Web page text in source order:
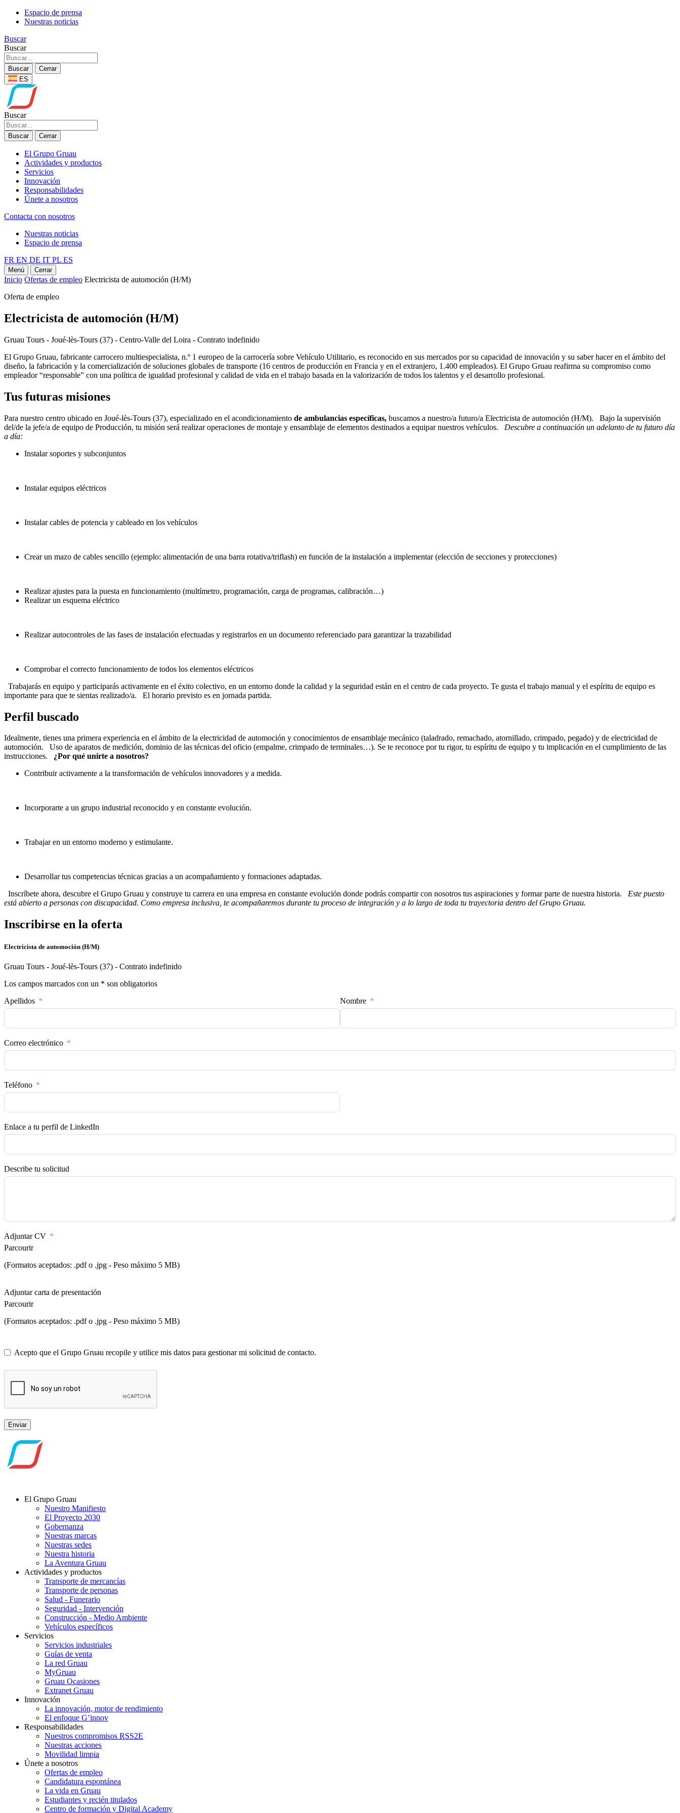
Espacio de prensa
Nuestras noticias
Buscar
Buscar
Buscar
Cerrar
ES
Buscar
Buscar Cerrar
El Grupo Gruau
Actividades y productos
Servicios
Innovación
Responsabilidades
Únete a nosotros
Contacta con nosotros
Nuestras noticias
Espacio de prensa
FR EN DE IT PL ES
Menú Cerrar
Inicio Ofertas de empleo Electricista de automoción (H/M)
Oferta de empleo
Electricista de automoción (H/M)
Gruau Tours - Joué-lès-Tours (37) - Centro-Valle del Loira - Contrato indefinido
El Grupo Gruau, fabricante carrocero multiespecialista, n.º 1 europeo de la carrocería sobre Vehículo Utilitario, es reconocido en sus mercados por su capacidad de innovación y su saber hacer en el ámbito del
diseño, la fabricación y la comercialización de soluciones globales de transporte (16 centros de producción en Francia y en el extranjero, 1.400 empleados). El Grupo Gruau reafirma su compromiso como
empleador “responsable” con una política de igualdad profesional y calidad de vida en el trabajo basada en la valorización de todos los talentos y el desarrollo profesional.
Tus futuras misiones
Para nuestro centro ubicado en Joué-lès-Tours (37), especializado en el acondicionamiento de ambulancias específicas, buscamos a nuestro/a futuro/a Electricista de automoción (H/M). Bajo la supervisión
del/de la jefe/a de equipo de Producción, tu misión será realizar operaciones de montaje y ensamblaje de elementos destinados a equipar nuestros vehículos. Descubre a continuación un adelanto de tu futuro día
a día:
Instalar soportes y subconjuntos
Instalar equipos eléctricos
Instalar cables de potencia y cableado en los vehículos
Crear un mazo de cables sencillo (ejemplo: alimentación de una barra rotativa/triflash) en función de la instalación a implementar (elección de secciones y protecciones)
Realizar ajustes para la puesta en funcionamiento (multímetro, programación, carga de programas, calibración…)
Realizar un esquema eléctrico
Realizar autocontroles de las fases de instalación efectuadas y registrarlos en un documento referenciado para garantizar la trazabilidad
Comprobar el correcto funcionamiento de todos los elementos eléctricos
Trabajarás en equipo y participarás activamente en el éxito colectivo, en un entorno donde la calidad y la seguridad están en el centro de cada proyecto. Te gusta el trabajo manual y el espíritu de equipo es
importante para que te sientas realizado/a. El horario previsto es en jornada partida.
Perfil buscado
Idealmente, tienes una primera experiencia en el ámbito de la electricidad de automoción y conocimientos de ensamblaje mecánico (taladrado, remachado, atornillado, crimpado, pegado) y de electricidad de
automoción. Uso de aparatos de medición, dominio de las técnicas del oficio (empalme, crimpado de terminales…). Se te reconoce por tu rigor, tu espíritu de equipo y tu implicación en el cumplimiento de las
instrucciones. ¿Por qué unirte a nosotros?
Contribuir activamente a la transformación de vehículos innovadores y a medida.
Incorporarte a un grupo industrial reconocido y en constante evolución.
Trabajar en un entorno moderno y estimulante.
Desarrollar tus competencias técnicas gracias a un acompañamiento y formaciones adaptadas.
Inscríbete ahora, descubre el Grupo Gruau y construye tu carrera en una empresa en constante evolución donde podrás compartir con nosotros tus aspiraciones y formar parte de nuestra historia. Este puesto
está abierto a personas con discapacidad. Como empresa inclusiva, te acompañaremos durante tu proceso de integración y a lo largo de toda tu trayectoria dentro del Grupo Gruau.
Inscribirse en la oferta
Electricista de automoción (H/M)
Gruau Tours - Joué-lès-Tours (37) - Contrato indefinido
Los campos marcados con un * son obligatorios
Apellidos
Nombre
Correo electrónico
Teléfono
Enlace a tu perfil de LinkedIn
Describe tu solicitud
Adjuntar CV
Parcourir
(Formatos aceptados: .pdf o .jpg - Peso máximo 5 MB)
Adjuntar carta de presentación
Parcourir
(Formatos aceptados: .pdf o .jpg - Peso máximo 5 MB)
Acepto que el Grupo Gruau recopile y utilice mis datos para gestionar mi solicitud de contacto.
Enviar
El Grupo Gruau
Nuestro Manifiesto
El Proyecto 2030
Gobernanza
Nuestras marcas
Nuestras sedes
Nuestra historia
La Aventura Gruau
Actividades y productos
Transporte de mercancías
Transporte de personas
Salud - Funerario
Seguridad - Intervención
Construcción - Medio Ambiente
Vehículos específicos
Servicios
Servicios industriales
Guías de venta
La red Gruau
MyGruau
Gruau Ocasiones
Extranet Gruau
Innovación
La innovación, motor de rendimiento
El enfoque G’innov
Responsabilidades
Nuestros compromisos RSS2E
Nuestras acciones
Movilidad limpia
Únete a nosotros
Ofertas de empleo
Candidatura espontánea
La vida en Gruau
Estudiantes y recién titulados
Centro de formación y Digital Academy